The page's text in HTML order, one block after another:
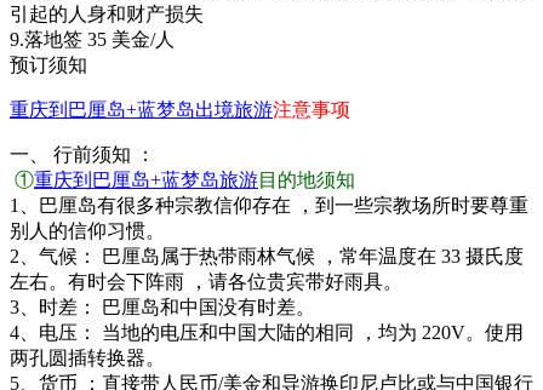
引起的人身和财产损失
9.落地签 35 美金/人
预订须知
重庆到巴厘岛+蓝梦岛出境旅游注意事项
一、 行前须知 ：
①重庆到巴厘岛+蓝梦岛旅游目的地须知
1、巴厘岛有很多种宗教信仰存在 ，到一些宗教场所时要尊重
别人的信仰习惯。
2、气候： 巴厘岛属于热带雨林气候 ，常年温度在 33 摄氏度
左右。有时会下阵雨 ，请各位贵宾带好雨具。
3、时差： 巴厘岛和中国没有时差。
4、电压： 当地的电压和中国大陆的相同 ，均为 220V。使用
两孔圆插转换器。
5、货币 ：直接带人民币/美金和导游换印尼卢比或与中国银行